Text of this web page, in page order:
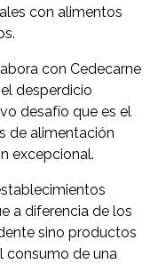
con alimentos
con Cedecarne
desperdicio
desafío que es el
de alimentación
excepcional.
a diferencia de los
sino productos
consumo de una